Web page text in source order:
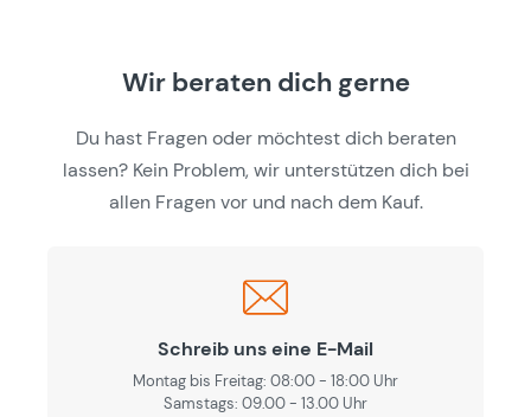
Wir beraten dich gerne
Du hast Fragen oder möchtest dich beraten
lassen? Kein Problem, wir unterstützen dich bei
allen Fragen vor und nach dem Kauf.
Schreib uns eine E-Mail
Montag bis Freitag: 08:00 - 18:00 Uhr
Samstags: 09.00 - 13.00 Uhr